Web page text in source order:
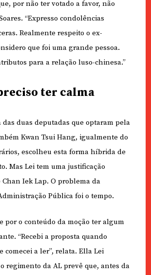
por não ter votado a favor, não
“Expresso condolências
Realmente respeito o ex-
que foi uma grande pessoa.
para a relação luso-chinesa.”
ter calma
duas deputadas que optaram pela
Kwan Tsui Hang, igualmente do
escolheu esta forma híbrida de
Mas Lei tem uma justificação
Iek Lap. O problema da
Pública foi o tempo.
por o conteúdo da moção ter algum
“Recebi a proposta quando
comecei a ler”, relata. Ella Lei
regimento da AL prevê que, antes da